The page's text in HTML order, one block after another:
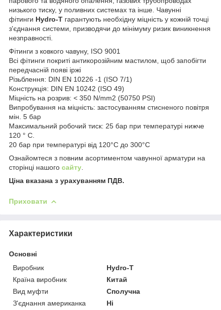
низького тиску, у поливних системах та інше. Чавунні
фітинги Hydro-T гарантують необхідну міцність у кожній точці
з'єднання системи, призводячи до мінімуму ризик виникнення
незправності.
Фітинги з ковкого чавуну, ISO 9001
Всі фітинги покриті антикорозійним мастилом, щоб запобігти
передчасній появі іржі
Різьблення: DIN EN 10226 -1 (ISO 7/1)
Конструкція: DIN EN 10242 (ISO 49)
Міцність на розрив: < 350 N/mm2 (50750 PSI)
Випробування на міцність: застосуванням стисненого повітря
мін. 5 бар
Максимальний робочий тиск: 25 бар при температурі нижче
120 ° С.
20 бар при температурі від 120°C до 300°C
Ознайомтеся з повним асортиментом чавунної арматури на
сторінці нашого сайту
Ціна вказана з урахуванням ПДВ.
Приховати
Характеристики
Основні
Виробник
Hydro-T
Країна виробник
Китай
Вид муфти
Сполучна
З'єднання американка
Ні